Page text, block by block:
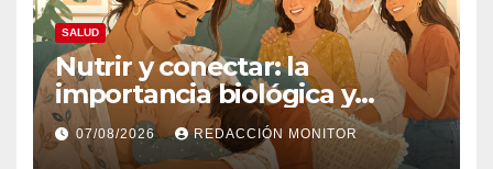
SALUD
Nutrir y conectar: la
importancia biológica y
psicoafectiva de la lactancia
materna
07/08/2026 REDACCIÓN MONITOR